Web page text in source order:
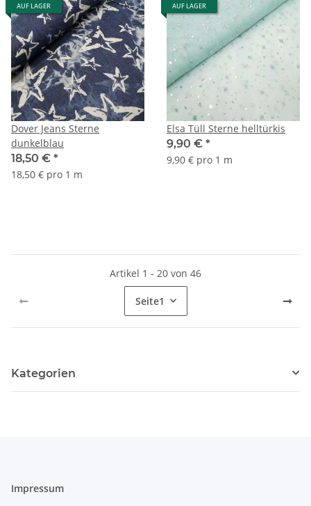
AUF LAGER
Dover Jeans Sterne
dunkelblau
18,50 € *
18,50 € pro 1 m
AUF LAGER
Elsa Tüll Sterne helltürkis
9,90 € *
9,90 € pro 1 m
Artikel 1 - 20 von 46
Seite1
Kategorien
Impressum